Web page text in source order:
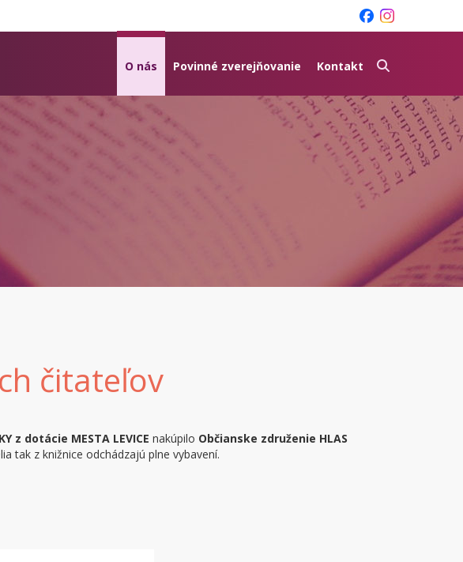
O nás Povinné zverejňovanie Kontakt
čitateľov
z dotácie MESTA LEVICE nakúpilo Občianske združenie HLAS
tak z knižnice odchádzajú plne vybavení.